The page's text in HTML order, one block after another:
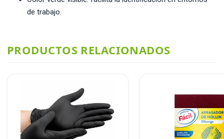
de trabajo.
PRODUCTOS RELACIONADOS